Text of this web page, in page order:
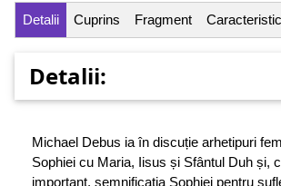
Detalii Cuprins Fragment
Detalii:
Michael Debus ia în discuție arhetipuri
Sophiei cu Maria, Iisus și Sfântul Duh și,
important, semnificația Sophiei pentru